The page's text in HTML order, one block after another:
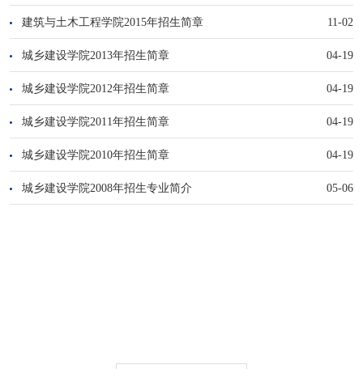
建筑与土木工程学院2015年招生简章 11-02
城乡建设学院2013年招生简章 04-19
城乡建设学院2012年招生简章 04-19
城乡建设学院2011年招生简章 04-19
城乡建设学院2010年招生简章 04-19
城乡建设学院2008年招生专业简介 05-06